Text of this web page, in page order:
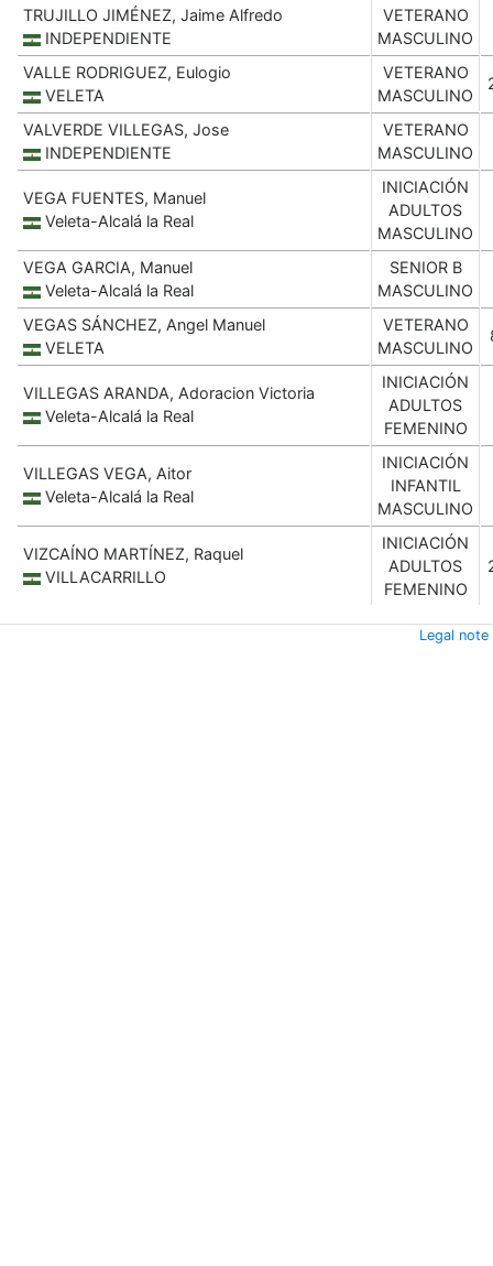
TRUJILLO JIMÉNEZ, Jaime Alfredo
INDEPENDIENTE
VETERANO
MASCULINO
VALLE RODRIGUEZ, Eulogio
VELETA
VETERANO
MASCULINO
VALVERDE VILLEGAS, Jose
INDEPENDIENTE
VETERANO
MASCULINO
VEGA FUENTES, Manuel
Veleta-Alcalá la Real
INICIACIÓN
ADULTOS
MASCULINO
VEGA GARCIA, Manuel
Veleta-Alcalá la Real
SENIOR B
MASCULINO
VEGAS SÁNCHEZ, Angel Manuel
VELETA
VETERANO
MASCULINO
VILLEGAS ARANDA, Adoracion Victoria
Veleta-Alcalá la Real
INICIACIÓN
ADULTOS
FEMENINO
VILLEGAS VEGA, Aitor
Veleta-Alcalá la Real
INICIACIÓN
INFANTIL
MASCULINO
VIZCAÍNO MARTÍNEZ, Raquel
VILLACARRILLO
INICIACIÓN
ADULTOS
FEMENINO
Legal note